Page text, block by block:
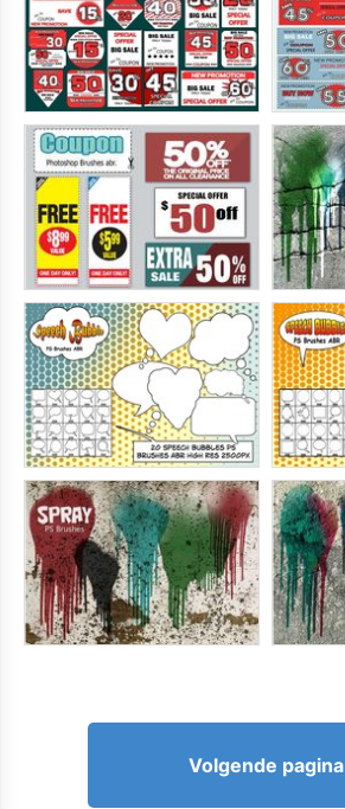
Volgende pagina